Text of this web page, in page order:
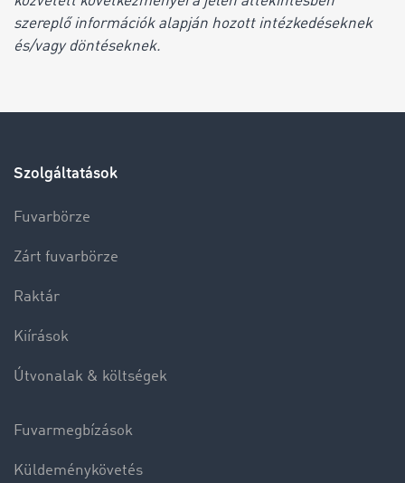
szereplő információk alapján hozott intézkedéseknek
és/vagy döntéseknek.
Szolgáltatások
Fuvarbörze
Zárt fuvarbörze
Raktár
Kiírások
Útvonalak & költségek
Fuvarmegbízások
Küldeménykövetés